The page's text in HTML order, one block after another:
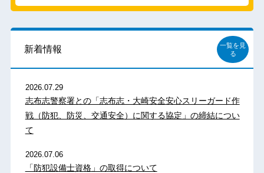
新着情報
一覧を見
る
2026.07.29
志布志警察署との「志布志・大崎安全安心スリーガード作
戦（防犯、防災、交通安全）に関する協定」の締結につい
て
2026.07.06
「防犯設備士資格」の取得について